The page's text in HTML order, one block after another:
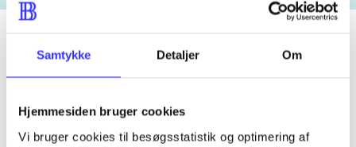
Samtykke Detaljer Om
Hjemmesiden bruger cookies
Vi bruger cookies til besøgsstatistik og optimering af
Artiklen er en del af